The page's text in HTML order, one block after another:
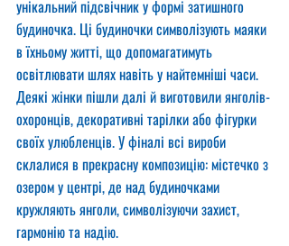
унікальний підсвічник у формі затишного
будиночка. Ці будиночки символізують маяки
в їхньому житті, що допомагатимуть
освітлювати шлях навіть у найтемніші часи.
Деякі жінки пішли далі й виготовили янголів-
охоронців, декоративні тарілки або фігурки
своїх улюбленців. У фіналі всі вироби
склалися в прекрасну композицію: містечко з
озером у центрі, де над будиночками
кружляють янголи, символізуючи захист,
гармонію та надію.